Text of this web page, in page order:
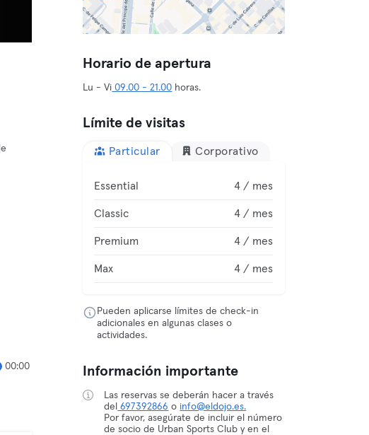
00:00
Horario de apertura
Lu - Vi 09.00 - 21.00 horas.
Límite de visitas
Particular Corporativo
Essential 4 / mes
Classic 4 / mes
Premium 4 / mes
Max 4 / mes
Pueden aplicarse límites de check-in
adicionales en algunas clases o
actividades.
Información importante
Las reservas se deberán hacer a través
del 697392866 o info@eldojo.es.
Por favor, asegúrate de incluir el número
de socio de Urban Sports Club y en el